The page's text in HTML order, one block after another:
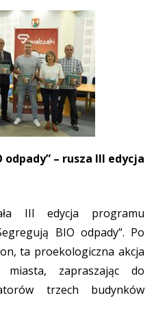
– rusza III edycja
III edycja programu
BIO odpady”. Po
ta proekologiczna akcja
zapraszając do
trzech budynków